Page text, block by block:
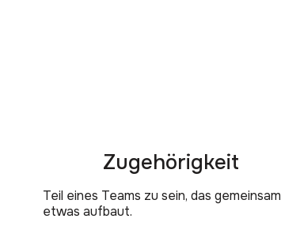
Teil eines Teams zu sein, das gemeinsam
etwas aufbaut.
Zugehörigkeit